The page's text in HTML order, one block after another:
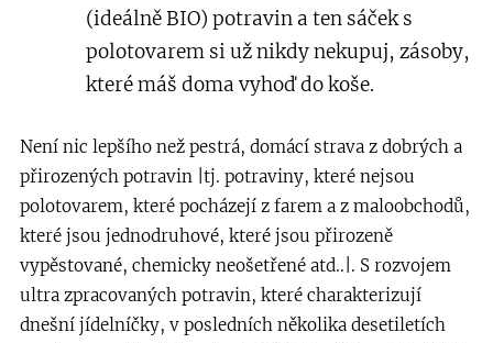
(ideálně BIO) potravin a ten sáček s
polotovarem si už nikdy nekupuj, zásoby,
které máš doma vyhoď do koše.
Není nic lepšího než pestrá, domácí strava z dobrých a
přirozených potravin |tj. potraviny, které nejsou
polotovarem, které pocházejí z farem a z maloobchodů,
které jsou jednodruhové, které jsou přirozeně
vypěstované, chemicky neošetřené atd..|. S rozvojem
ultra zpracovaných potravin, které charakterizují
dnešní jídelníčky, v posledních několika desetiletích